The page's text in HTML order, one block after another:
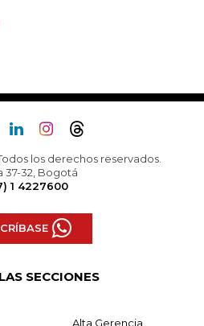
los derechos reservados.
37-32, Bogotá
1 4227600
SECCIONES
Alta Gerencia